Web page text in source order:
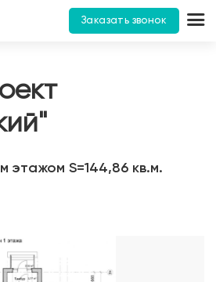
Заказать звонок
этажом S=144,86 кв.м.